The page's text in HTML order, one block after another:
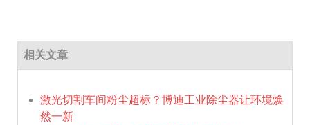
相关文章
激光切割车间粉尘超标？博迪工业除尘器让环境焕
然一新